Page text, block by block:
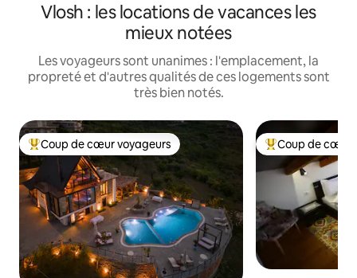
Vlosh : les locations de vacances les
mieux notées
Les voyageurs sont unanimes : l'emplacement, la
propreté et d'autres qualités de ces logements sont
très bien notés.
Coup de cœur voyageurs parmi les plus aimés
Coup de cœur voyageurs Coup de cœur
Coup de cœur